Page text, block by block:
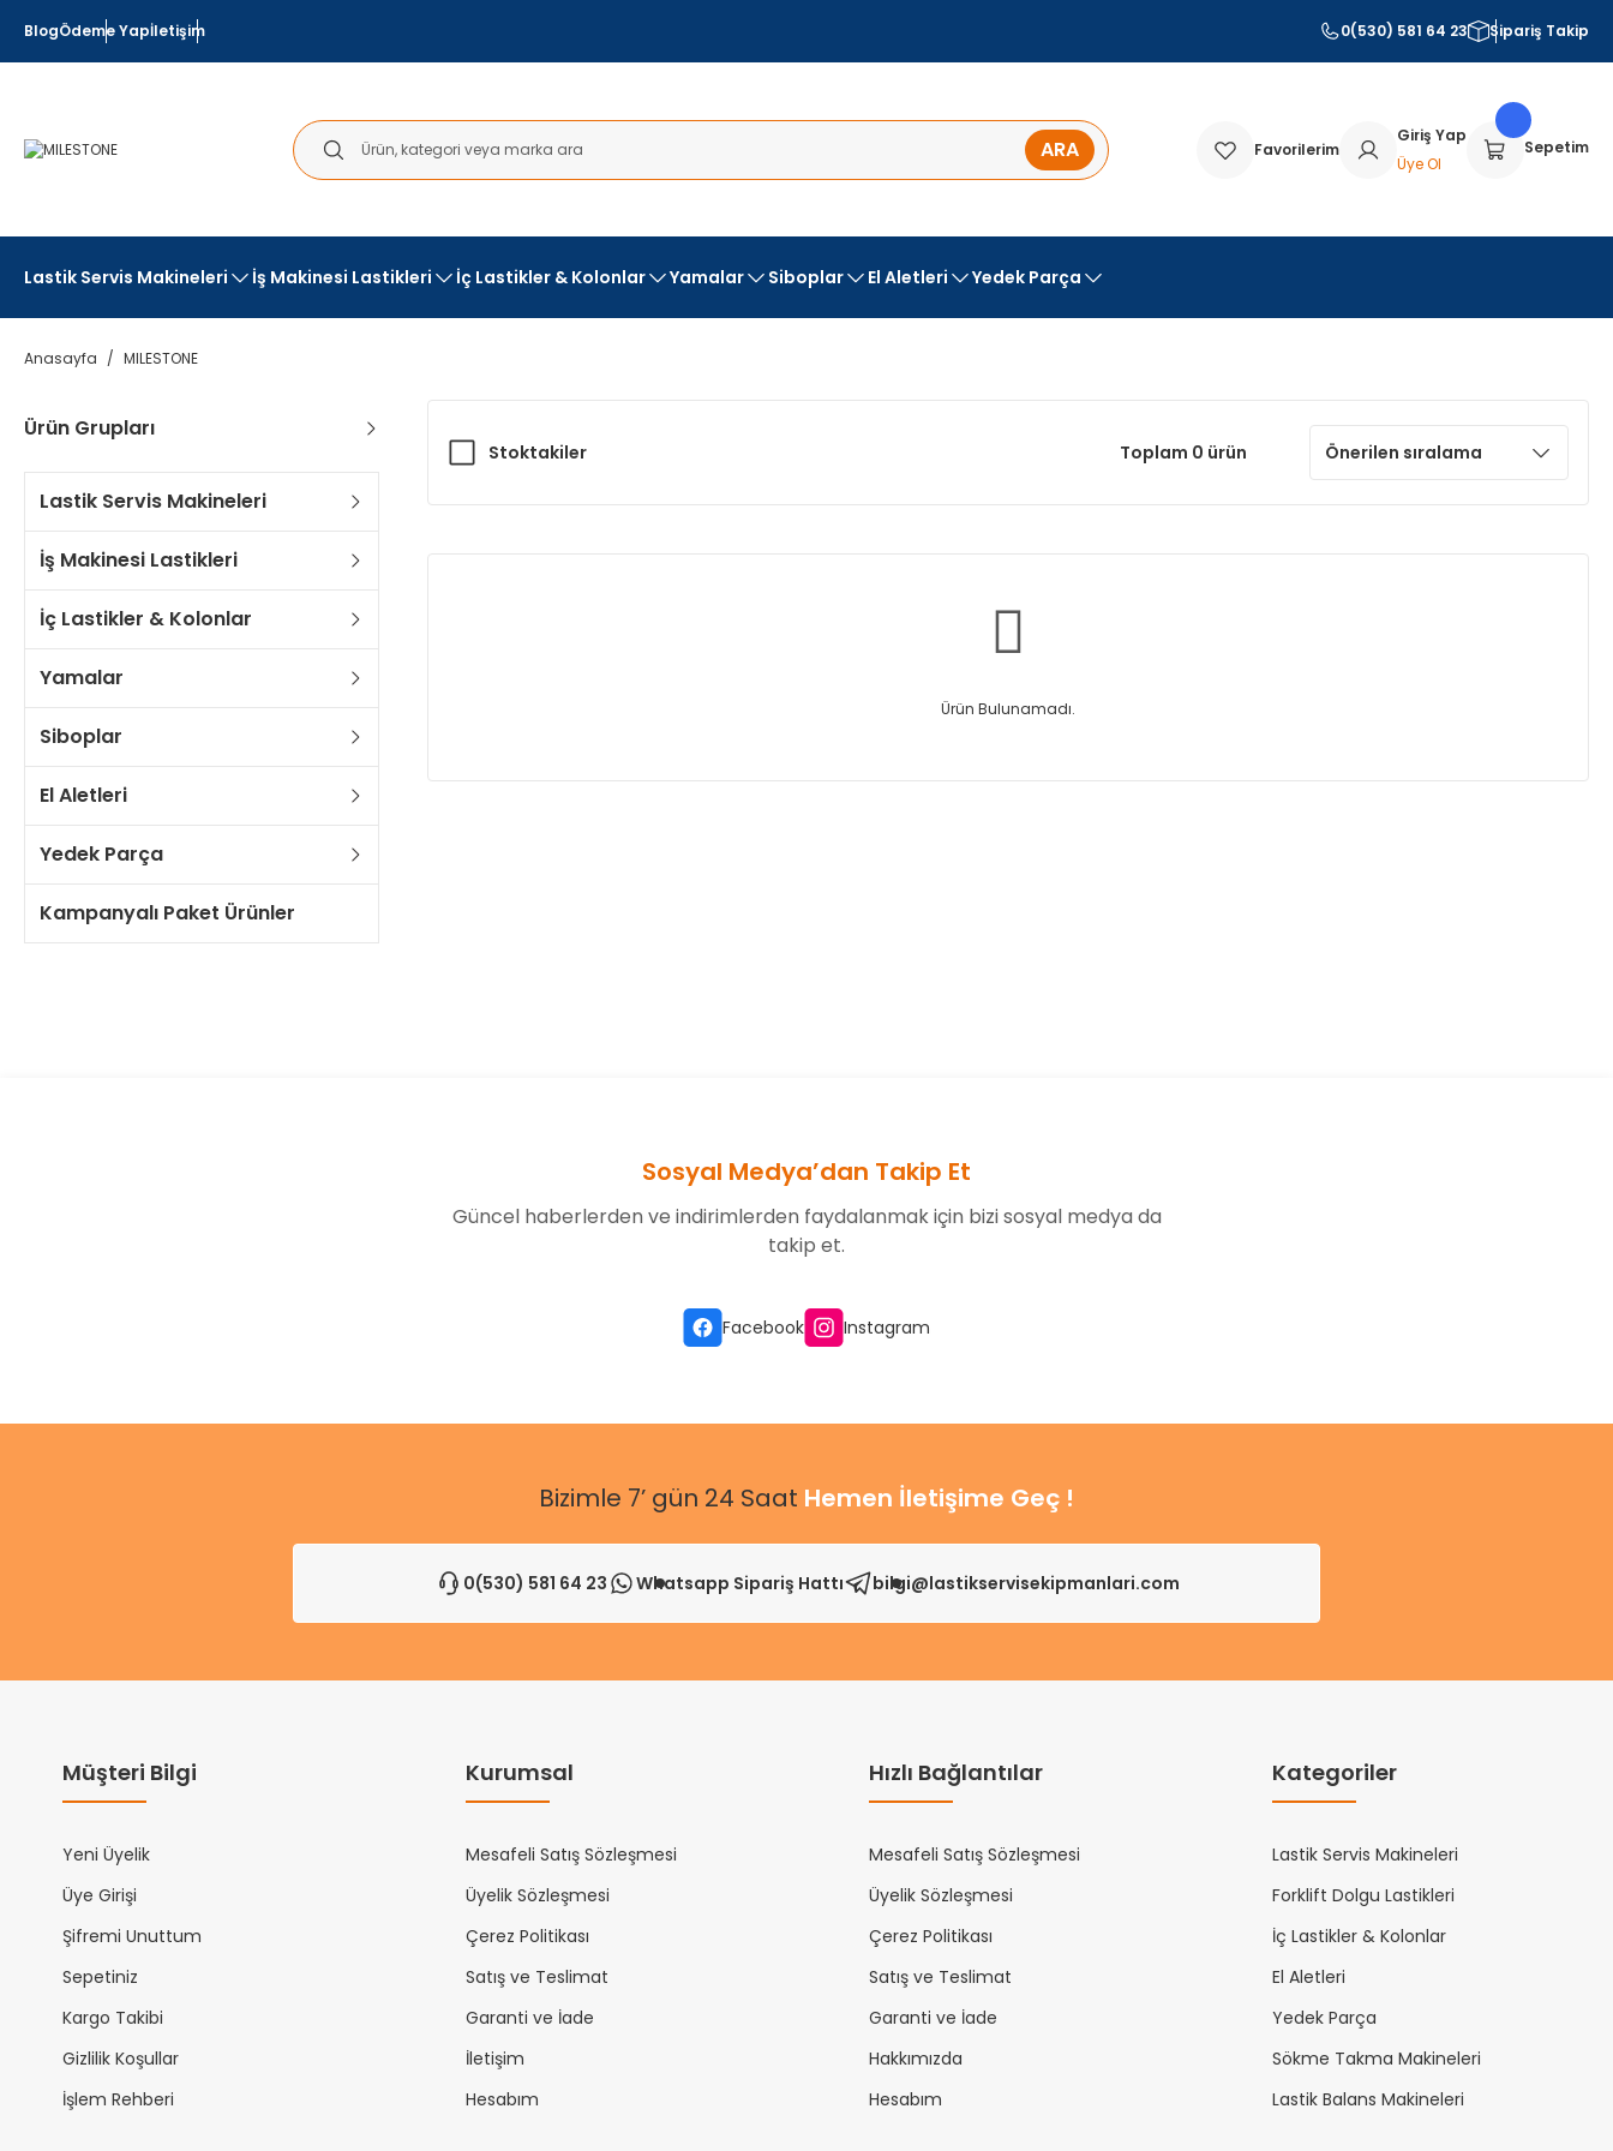
BlogÖdeme Yapİletişim 0(530) 581 64 23 Sipariş Takip
ARA Favorilerim
Giriş Yap
Üye Ol
Sepetim
Lastik Servis Makineleri İş Makinesi Lastikleri İç Lastikler & Kolonlar Yamalar Siboplar El Aletleri Yedek Parça
Anasayfa MILESTONE
Ürün Grupları
Lastik Servis Makineleri
İş Makinesi Lastikleri
İç Lastikler & Kolonlar
Yamalar
Siboplar
El Aletleri
Yedek Parça
Kampanyalı Paket Ürünler
Stoktakiler Toplam 0 ürün
Ürün Bulunamadı.
Sosyal Medya’dan Takip Et
Güncel haberlerden ve indirimlerden faydalanmak için bizi sosyal medya da
takip et.
Facebook Instagram
Bizimle 7’ gün 24 Saat Hemen İletişime Geç !
0(530) 581 64 23 Whatsapp Sipariş Hattı bilgi@lastikservisekipmanlari.com
Müşteri Bilgi
Yeni Üyelik
Üye Girişi
Şifremi Unuttum
Sepetiniz
Kargo Takibi
Gizlilik Koşullar
İşlem Rehberi
Kurumsal
Mesafeli Satış Sözleşmesi
Üyelik Sözleşmesi
Çerez Politikası
Satış ve Teslimat
Garanti ve İade
İletişim
Hesabım
Hızlı Bağlantılar
Mesafeli Satış Sözleşmesi
Üyelik Sözleşmesi
Çerez Politikası
Satış ve Teslimat
Garanti ve İade
Hakkımızda
Hesabım
Kategoriler
Lastik Servis Makineleri
Forklift Dolgu Lastikleri
İç Lastikler & Kolonlar
El Aletleri
Yedek Parça
Sökme Takma Makineleri
Lastik Balans Makineleri